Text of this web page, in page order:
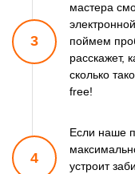
3
мастера
поймем
расскажет,
сколько
free!
4
Если наше
устроит